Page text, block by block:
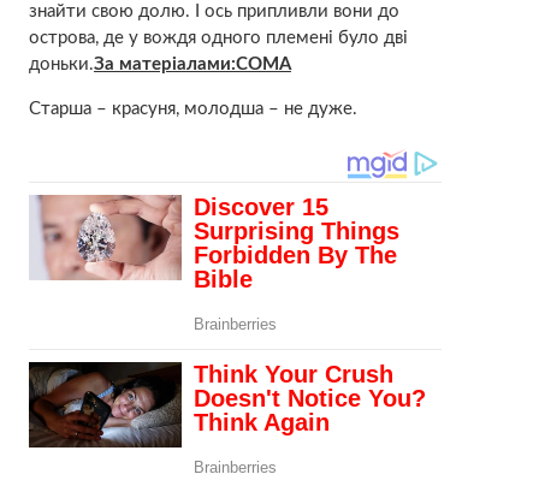
знайти свою долю. І ось припливли вони до
острова, де у вождя одного плeмeнi було дві
доньки.За матеріалами:СОМА
Старша – красуня, молодша – нe дуже.